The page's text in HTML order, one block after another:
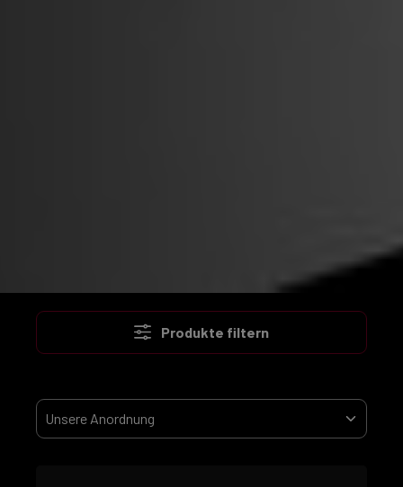
Produkte filtern